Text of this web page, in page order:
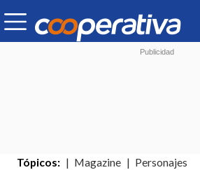
Tópicos: Magazine Personajes